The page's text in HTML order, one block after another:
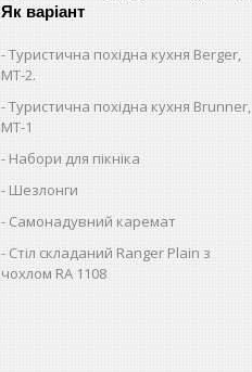
Як варіант
Туристична похідна кухня Berger,
MT-2.
Туристична похідна кухня Brunner,
MT-1
Набори для пікніка
Шезлонги
Самонадувний каремат
Стіл складаний Ranger Plain з
чохлом RA 1108